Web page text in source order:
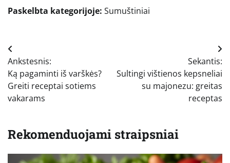
Paskelbta kategorijoje: Sumuštiniai
Navigacija
tarp
įrašų
Ankstesnis:
Ką pagaminti iš varškės?
Greiti receptai sotiems
vakarams
Sekantis:
Sultingi vištienos kepsneliai
su majonezu: greitas
receptas
Rekomenduojami straipsniai